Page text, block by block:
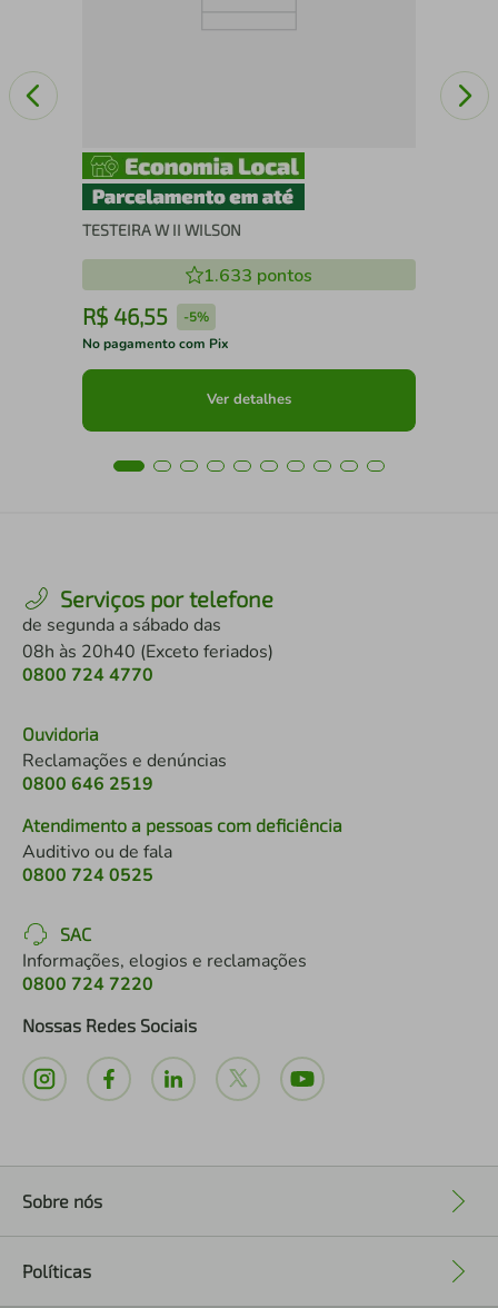
TESTEIRA W II WILSON
1.633 pontos
R$ 46,55 -5%
No pagamento com Pix
Ver detalhes
Serviços por telefone
de segunda a sábado das
08h às 20h40 (Exceto feriados)
0800 724 4770
Ouvidoria
Reclamações e denúncias
0800 646 2519
Atendimento a pessoas com deficiência
Auditivo ou de fala
0800 724 0525
SAC
Informações, elogios e reclamações
0800 724 7220
Nossas Redes Sociais
Sobre nós
Políticas